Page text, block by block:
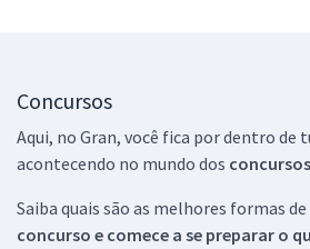
Concursos
Aqui, no Gran, você fica por dentro de
acontecendo no mundo dos
Saiba quais são as melhores formas de
concurso e comece a se preparar o